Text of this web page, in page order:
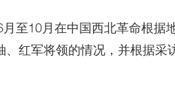
至10月在中国西北革命根据
红军将领的情况，并根据采